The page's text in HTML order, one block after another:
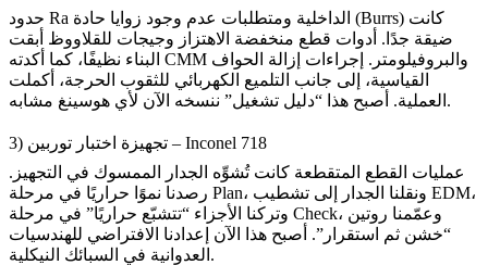
حدود Ra الداخلية ومتطلبات عدم وجود زوايا حادة (Burrs) كانت
ضيقة جدًا. أدوات قطع منخفضة الاهتزاز وجيجات للقلاووظ أبقت
البناء نظيفًا، كما أكدته CMM والبروفيلومتر. إجراءات إزالة الحواف
القياسية، إلى جانب التلميع الكهربائي للثقوب الحرجة، أكملت
العملية. أصبح هذا “دليل تشغيل” ننسخه الآن لأي هوسينغ مشابه.
3) تجهيزة اختبار توربين – Inconel 718
عمليات القطع المتقطعة كانت تُشوِّه الجدار الممسوك في التجهيز.
رصدنا نموًا حراريًا في مرحلة Plan، ونقلنا الجدار إلى تشطيب EDM،
وتركنا الأجزاء “تتشبّع حراريًا” في مرحلة Check، وعمّمنا روتين
“خشن ثم استقرار”. أصبح هذا الآن إعدادنا الافتراضي للهندسيات
العدوانية في السبائك النيكلية.